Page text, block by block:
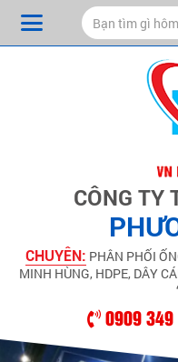
CÔNG TY
CHUYÊN: PHÂN PHỐI
MINH HÙNG, HDPE, DÂY
0909 349